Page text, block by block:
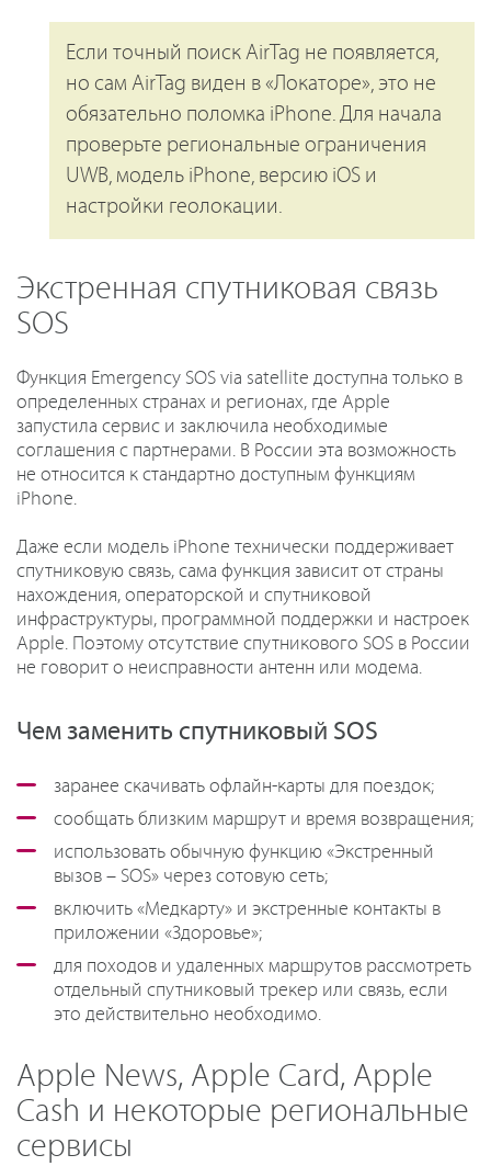
Если точный поиск AirTag не появляется,
но сам AirTag виден в «Локаторе», это не
обязательно поломка iPhone. Для начала
проверьте региональные ограничения
UWB, модель iPhone, версию iOS и
настройки геолокации.
Экстренная спутниковая связь
SOS
Функция Emergency SOS via satellite доступна только в
определенных странах и регионах, где Apple
запустила сервис и заключила необходимые
соглашения с партнерами. В России эта возможность
не относится к стандартно доступным функциям
iPhone.
Даже если модель iPhone технически поддерживает
спутниковую связь, сама функция зависит от страны
нахождения, операторской и спутниковой
инфраструктуры, программной поддержки и настроек
Apple. Поэтому отсутствие спутникового SOS в России
не говорит о неисправности антенн или модема.
Чем заменить спутниковый SOS
заранее скачивать офлайн-карты для поездок;
сообщать близким маршрут и время возвращения;
использовать обычную функцию «Экстренный
вызов – SOS» через сотовую сеть;
включить «Медкарту» и экстренные контакты в
приложении «Здоровье»;
для походов и удаленных маршрутов рассмотреть
отдельный спутниковый трекер или связь, если
это действительно необходимо.
Apple News, Apple Card, Apple
Cash и некоторые региональные
сервисы